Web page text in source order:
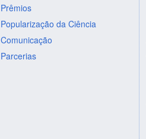
Prêmios
Popularização da Ciência
Comunicação
Parcerias